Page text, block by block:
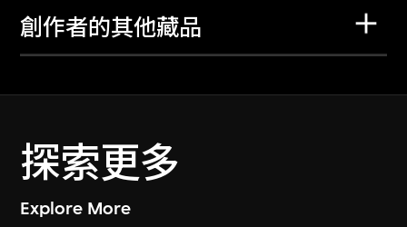
創作者的其他藏品
探索更多
Explore More